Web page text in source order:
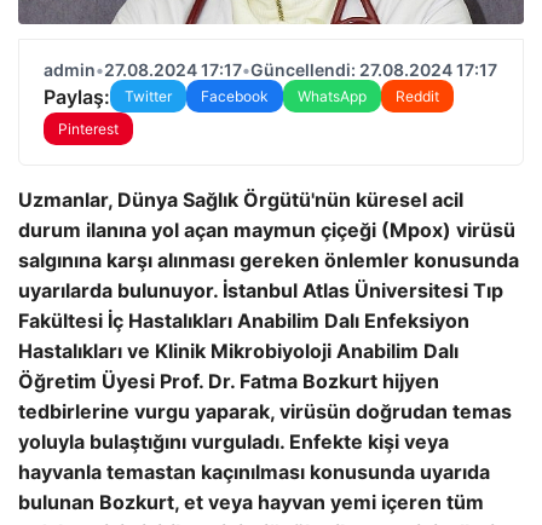
admin•27.08.2024 17:17•Güncellendi: 27.08.2024 17:17
Paylaş: Twitter Facebook WhatsApp
Reddit
Pinterest
Uzmanlar, Dünya Sağlık Örgütü'nün küresel acil
durum ilanına yol açan maymun çiçeği (Mpox) virüsü
salgınına karşı alınması gereken önlemler konusunda
uyarılarda bulunuyor. İstanbul Atlas Üniversitesi Tıp
Fakültesi İç Hastalıkları Anabilim Dalı Enfeksiyon
Hastalıkları ve Klinik Mikrobiyoloji Anabilim Dalı
Öğretim Üyesi Prof. Dr. Fatma Bozkurt hijyen
tedbirlerine vurgu yaparak, virüsün doğrudan temas
yoluyla bulaştığını vurguladı. Enfekte kişi veya
hayvanla temastan kaçınılması konusunda uyarıda
bulunan Bozkurt, et veya hayvan yemi içeren tüm